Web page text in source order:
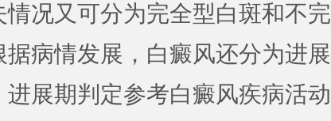
情况又可分为完全型白斑和不完
病情发展，白癜风还分为进展
展期判定参考白癜风疾病活动